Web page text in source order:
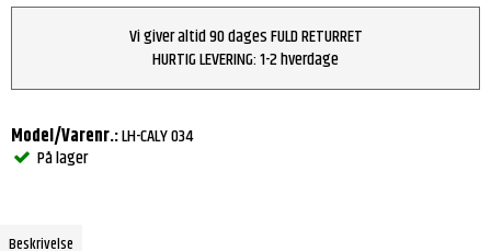
Vi giver altid 90 dages FULD RETURRET
HURTIG LEVERING: 1-2 hverdage
Model/Varenr.:LH-CALY 034
På lager
Beskrivelse